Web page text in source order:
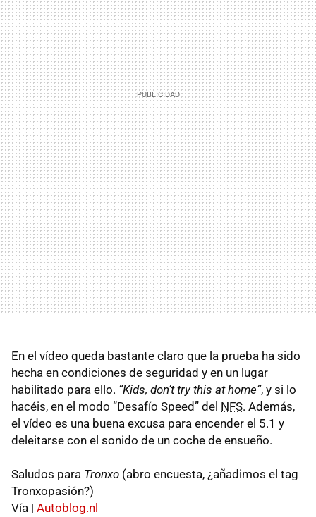
En el vídeo queda bastante claro que la prueba ha sido
hecha en condiciones de seguridad y en un lugar
habilitado para ello. “Kids, don’t try this at home”, y si lo
hacéis, en el modo “Desafío Speed” del NFS. Además,
el vídeo es una buena excusa para encender el 5.1 y
deleitarse con el sonido de un coche de ensueño.
Saludos para Tronxo (abro encuesta, ¿añadimos el tag
Tronxopasión?)
Vía | Autoblog.nl